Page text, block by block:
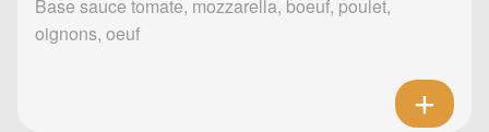
Base sauce tomate, mozzarella, boeuf, poulet,
oignons, oeuf